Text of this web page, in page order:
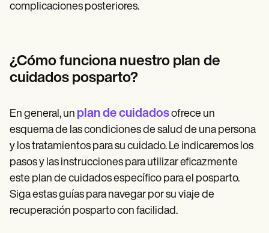
complicaciones posteriores.
¿Cómo funciona nuestro plan de
cuidados posparto?
En general, un plan de cuidadosofrece un
esquema de las condiciones de salud de una persona
y los tratamientos para su cuidado. Le indicaremos los
pasos y las instrucciones para utilizar eficazmente
este plan de cuidados específico para el posparto.
Siga estas guías para navegar por su viaje de
recuperación posparto con facilidad.